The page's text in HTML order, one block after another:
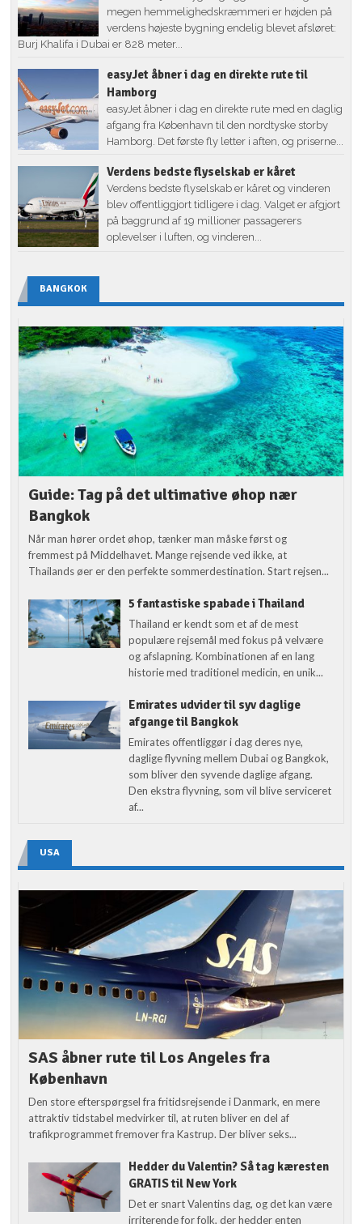
megen hemmelighedskræmmeri er højden på
verdens højeste bygning endelig blevet afsløret:
Burj Khalifa i Dubai er 828 meter...
easyJet åbner i dag en direkte rute til
Hamborg
easyJet åbner i dag en direkte rute med en daglig
afgang fra København til den nordtyske storby
Hamborg. Det første fly letter i aften, og priserne...
Verdens bedste flyselskab er kåret
Verdens bedste flyselskab er kåret og vinderen
blev offentliggjort tidligere i dag. Valget er afgjort
på baggrund af 19 millioner passagerers
oplevelser i luften, og vinderen...
BANGKOK
Guide: Tag på det ultimative øhop nær
Bangkok
Når man hører ordet øhop, tænker man måske først og
fremmest på Middelhavet. Mange rejsende ved ikke, at
Thailands øer er den perfekte sommerdestination. Start rejsen...
5 fantastiske spabade i Thailand
Thailand er kendt som et af de mest
populære rejsemål med fokus på velvære
og afslapning. Kombinationen af en lang
historie med traditionel medicin, en unik...
Emirates udvider til syv daglige
afgange til Bangkok
Emirates offentliggør i dag deres nye,
daglige flyvning mellem Dubai og Bangkok,
som bliver den syvende daglige afgang.
Den ekstra flyvning, som vil blive serviceret
af...
USA
SAS åbner rute til Los Angeles fra
København
Den store efterspørgsel fra fritidsrejsende i Danmark, en mere
attraktiv tidstabel medvirker til, at ruten bliver en del af
trafikprogrammet fremover fra Kastrup. Der bliver seks...
Hedder du Valentin? Så tag kæresten
GRATIS til New York
Det er snart Valentins dag, og det kan være
irriterende for folk, der hedder enten